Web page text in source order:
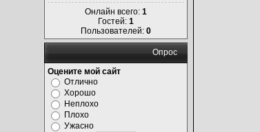
Онлайн всего: 1
Гостей: 1
Пользователей: 0
Опрос
Оцените мой сайт
Отлично
Хорошо
Неплохо
Плохо
Ужасно